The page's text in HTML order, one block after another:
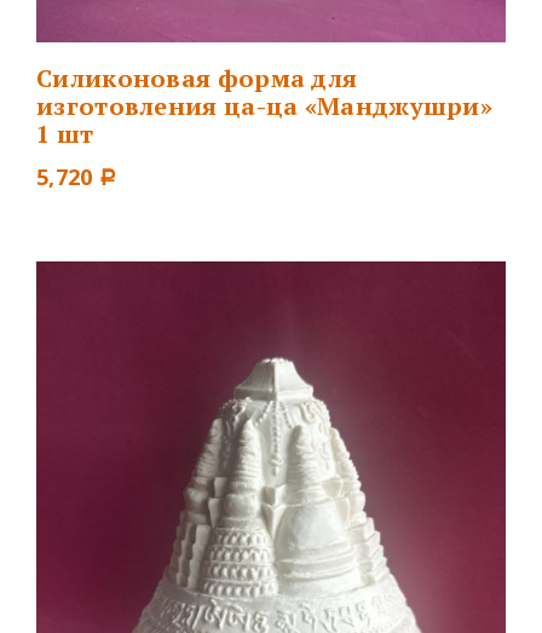
Силиконовая форма для
изготовления ца-ца «Манджушри»
1 шт
5,720 Р